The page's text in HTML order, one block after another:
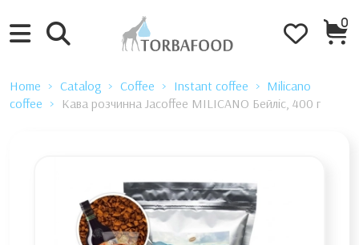
0
Home Catalog Coffee Instant coffee
Milicano
coffee
Кава розчинна Jacoffee MILICANO Бейліс, 400 г